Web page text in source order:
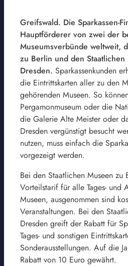
Greifswald. Die Sparkassen-
Hauptförderer von zwei der
Museumsverbünde weltweit,
zu Berlin und den Staatlichen
Dresden. Sparkassenkunden
die Eintrittskarten aller zu den
gehörenden Museen. So
Pergamonmuseum oder die
die Galerie Alte Meister oder
Dresden vergünstigt besucht
nutzen, muss einfach die
vorgezeigt werden.
Bei den Staatlichen Museen zu
Vorteilstarif für alle Tages- und
Museen, ausgenommen sind
Veranstaltungen. Bei den
Dresden greift der Rabatt für
Tages- und sonstigen
Sonderausstellungen. Auf die
Rabatt von 10 Euro gewährt.